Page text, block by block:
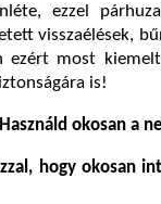
ezzel
visszaélések,
ezért most
is!
Használd okosan a
hogy okosan